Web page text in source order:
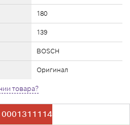
180
139
BOSCH
Оригинал
товара?
0001311114